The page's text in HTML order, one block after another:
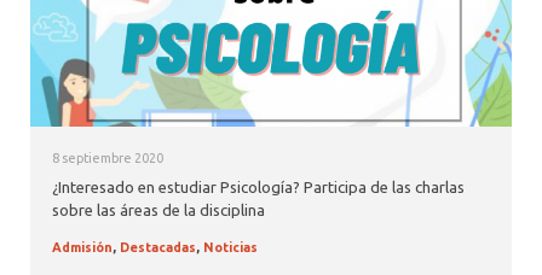
8 septiembre 2020
¿Interesado en estudiar Psicología? Participa de las charlas
sobre las áreas de la disciplina
Admisión, Destacadas, Noticias